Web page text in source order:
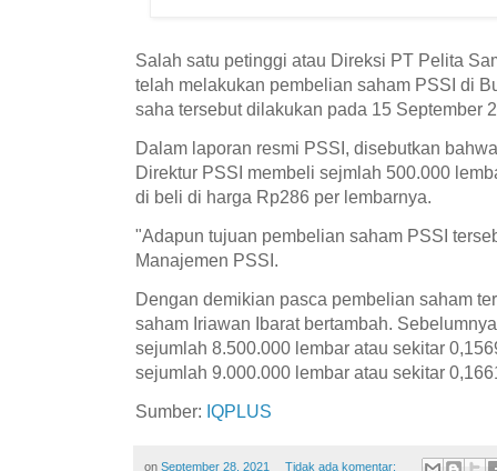
Salah satu petinggi atau Direksi PT Pelita
telah melakukan pembelian saham PSSI di
saha tersebut dilakukan pada 15 September
Dalam laporan resmi PSSI, disebutkan
Direktur PSSI membeli sejmlah 500.000
di beli di harga Rp286 per lembarnya.
"Adapun tujuan pembelian saham PSSI
Manajemen PSSI.
Dengan demikian pasca pembelian saham
saham Iriawan Ibarat bertambah.
sejumlah 8.500.000 lembar atau sekitar
sejumlah 9.000.000 lembar atau sekitar
Sumber: IQPLUS
on September 28, 2021 Tidak ada komentar: